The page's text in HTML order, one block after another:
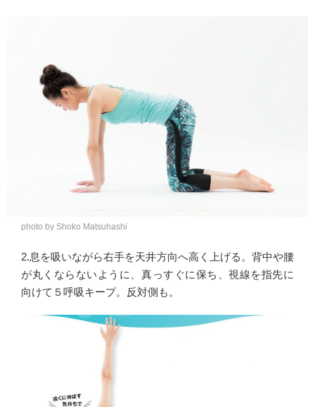
photo by Shoko Matsuhashi
2.息を吸いながら右手を天井方向へ高く上げる。背中や腰
が丸くならないように、真っすぐに保ち、視線を指先に
向けて５呼吸キープ。反対側も。